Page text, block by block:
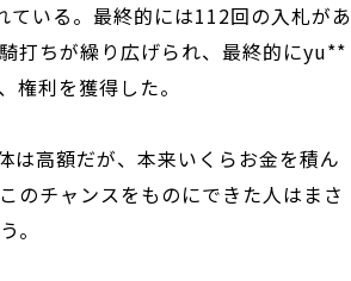
いる。最終的には112回の入札があ
打ちが繰り広げられ、最終的にyu**
利を獲得した。
は高額だが、本来いくらお金を積ん
のチャンスをものにできた人はまさ
。